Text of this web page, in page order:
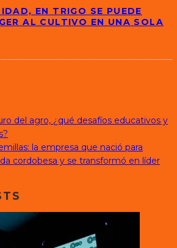
EN TRIGO SE PUEDE
AL CULTIVO EN UNA SOLA
del agro, ¿qué desafíos educativos y
la empresa que nació para
cordobesa y se transformó en líder